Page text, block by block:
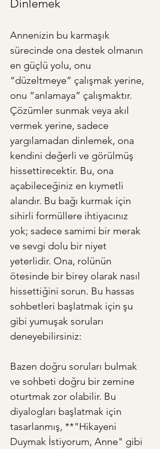
Dinlemek
Annenizin bu karmaşık
sürecinde ona destek olmanın
en güçlü yolu, onu
“düzeltmeye” çalışmak yerine,
onu “anlamaya” çalışmaktır.
Çözümler sunmak veya akıl
vermek yerine, sadece
yargılamadan dinlemek, ona
kendini değerli ve görülmüş
hissettirecektir. Bu, ona
açabileceğiniz en kıymetli
alandır. Bu bağı kurmak için
sihirli formüllere ihtiyacınız
yok; sadece samimi bir merak
ve sevgi dolu bir niyet
yeterlidir. Ona, rolünün
ötesinde bir birey olarak nasıl
hissettiğini sorun. Bu hassas
sohbetleri başlatmak için şu
gibi yumuşak soruları
deneyebilirsiniz:
Bazen doğru soruları bulmak
ve sohbeti doğru bir zemine
oturtmak zor olabilir. Bu
diyalogları başlatmak için
tasarlanmış, **"Hikayeni
Duymak İstiyorum, Anne" gibi